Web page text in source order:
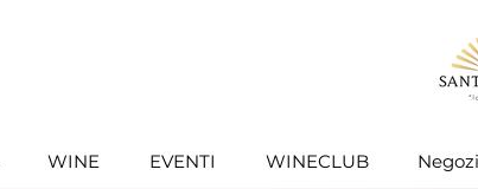
WINE EVENTI WINECLUB